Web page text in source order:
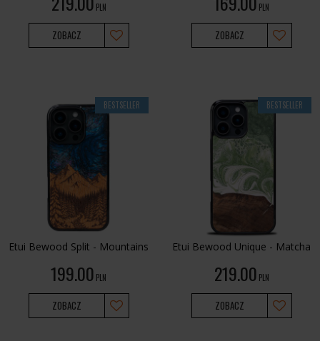
PLN
ZOBACZ
PLN
ZOBACZ
BESTSELLER
Etui Bewood Split - Mountains
199.00 PLN
ZOBACZ
BESTSELLER
Etui Bewood Unique - Matcha
219.00 PLN
ZOBACZ